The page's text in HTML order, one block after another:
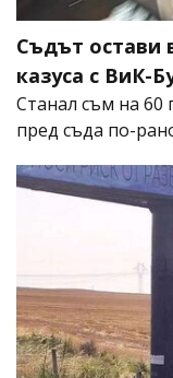
Съдът остави
казуса с ВиК-
Станал съм на 60
пред съда по-